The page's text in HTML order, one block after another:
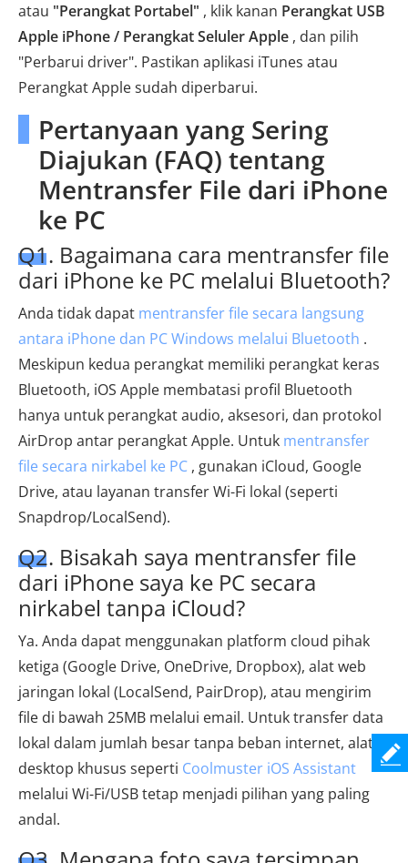
atau "Perangkat Portabel" , klik kanan Perangkat USB
Apple iPhone / Perangkat Seluler Apple , dan pilih
"Perbarui driver". Pastikan aplikasi iTunes atau
Perangkat Apple sudah diperbarui.
Pertanyaan yang Sering
Diajukan (FAQ) tentang
Mentransfer File dari iPhone
ke PC
Q1. Bagaimana cara mentransfer file
dari iPhone ke PC melalui Bluetooth?
Anda tidak dapat mentransfer file secara langsung
antara iPhone dan PC Windows melalui Bluetooth .
Meskipun kedua perangkat memiliki perangkat keras
Bluetooth, iOS Apple membatasi profil Bluetooth
hanya untuk perangkat audio, aksesori, dan protokol
AirDrop antar perangkat Apple. Untuk mentransfer
file secara nirkabel ke PC , gunakan iCloud, Google
Drive, atau layanan transfer Wi-Fi lokal (seperti
Snapdrop/LocalSend).
Q2. Bisakah saya mentransfer file
dari iPhone saya ke PC secara
nirkabel tanpa iCloud?
Ya. Anda dapat menggunakan platform cloud pihak
ketiga (Google Drive, OneDrive, Dropbox), alat web
jaringan lokal (LocalSend, PairDrop), atau mengirim
file di bawah 25MB melalui email. Untuk transfer data
lokal dalam jumlah besar tanpa beban internet, alat
desktop khusus seperti Coolmuster iOS Assistant
melalui Wi-Fi/USB tetap menjadi pilihan yang paling
andal.